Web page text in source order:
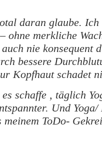
daran glaube. Ich
ohne merkliche
nie konsequent
bessere
Kopfhaut schadet
schaffe , täglich
Und
ToDo-